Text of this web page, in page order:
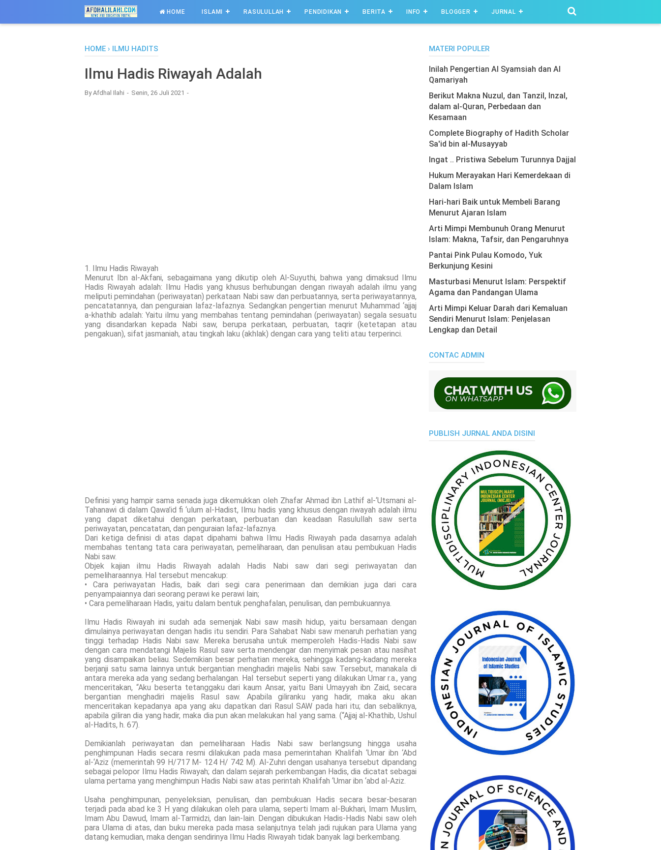
HOME ISLAMI RASULULLAH PENDIDIKAN BERITA INFO BLOGGER JURNAL
HOME › ILMU HADITS
Ilmu Hadis Riwayah Adalah
ByAfdhal Ilahi Senin, 26 Juli 2021
1. Ilmu Hadis Riwayah
Menurut Ibn al-Akfani, sebagaimana yang dikutip oleh Al-Suyuthi, bahwa yang dimaksud Ilmu
Hadis Riwayah adalah: Ilmu Hadis yang khusus berhubungan dengan riwayah adalah ilmu yang
meliputi pemindahan (periwayatan) perkataan Nabi saw dan perbuatannya, serta periwayatannya,
pencatatannya, dan penguraian lafaz-lafaznya. Sedangkan pengertian menurut Muhammad ‘ajjaj
a-khathib adalah: Yaitu ilmu yang membahas tentang pemindahan (periwayatan) segala sesuatu
yang disandarkan kepada Nabi saw, berupa perkataan, perbuatan, taqrir (ketetapan atau
pengakuan), sifat jasmaniah, atau tingkah laku (akhlak) dengan cara yang teliti atau terperinci.
Definisi yang hampir sama senada juga dikemukkan oleh Zhafar Ahmad ibn Lathif al-‘Utsmani al-
Tahanawi di dalam Qawa’id fi ‘ulum al-Hadist, Ilmu hadis yang khusus dengan riwayah adalah ilmu
yang dapat diketahui dengan perkataan, perbuatan dan keadaan Rasulullah saw serta
periwayatan, pencatatan, dan penguraian lafaz-lafaznya.
Dari ketiga definisi di atas dapat dipahami bahwa Ilmu Hadis Riwayah pada dasarnya adalah
membahas tentang tata cara periwayatan, pemeliharaan, dan penulisan atau pembukuan Hadis
Nabi saw.
Objek kajian ilmu Hadis Riwayah adalah Hadis Nabi saw dari segi periwayatan dan
pemeliharaannya. Hal tersebut mencakup:
• Cara periwayatan Hadis, baik dari segi cara penerimaan dan demikian juga dari cara
penyampaiannya dari seorang perawi ke perawi lain;
• Cara pemeliharaan Hadis, yaitu dalam bentuk penghafalan, penulisan, dan pembukuannya.
Ilmu Hadis Riwayah ini sudah ada semenjak Nabi saw masih hidup, yaitu bersamaan dengan
dimulainya periwayatan dengan hadis itu sendiri. Para Sahabat Nabi saw menaruh perhatian yang
tinggi terhadap Hadis Nabi saw. Mereka berusaha untuk memperoleh Hadis-Hadis Nabi saw
dengan cara mendatangi Majelis Rasul saw serta mendengar dan menyimak pesan atau nasihat
yang disampaikan beliau. Sedemikian besar perhatian mereka, sehingga kadang-kadang mereka
berjanji satu sama lainnya untuk bergantian menghadiri majelis Nabi saw. Tersebut, manakala di
antara mereka ada yang sedang berhalangan. Hal tersebut seperti yang dilakukan Umar r.a., yang
menceritakan, “Aku beserta tetanggaku dari kaum Ansar, yaitu Bani Umayyah ibn Zaid, secara
bergantian menghadiri majelis Rasul saw. Apabila giliranku yang hadir, maka aku akan
menceritakan kepadanya apa yang aku dapatkan dari Rasul SAW pada hari itu; dan sebaliknya,
apabila giliran dia yang hadir, maka dia pun akan melakukan hal yang sama. (“Ajjaj al-Khathib, Ushul
al-Hadits, h. 67).
Demikianlah periwayatan dan pemeliharaan Hadis Nabi saw berlangsung hingga usaha
penghimpunan Hadis secara resmi dilakukan pada masa pemerintahan Khalifah ‘Umar ibn ‘Abd
al-‘Aziz (memerintah 99 H/717 M- 124 H/ 742 M). Al-Zuhri dengan usahanya tersebut dipandang
sebagai pelopor Ilmu Hadis Riwayah; dan dalam sejarah perkembangan Hadis, dia dicatat sebagai
ulama pertama yang menghimpun Hadis Nabi saw atas perintah Khalifah ‘Umar ibn ‘abd al-Aziz.
Usaha penghimpunan, penyeleksian, penulisan, dan pembukuan Hadis secara besar-besaran
terjadi pada abad ke 3 H yang dilakukan oleh para ulama, seperti Imam al-Bukhari, Imam Muslim,
Imam Abu Dawud, Imam al-Tarmidzi, dan lain-lain. Dengan dibukukan Hadis-Hadis Nabi saw oleh
para Ulama di atas, dan buku mereka pada masa selanjutnya telah jadi rujukan para Ulama yang
datang kemudian, maka dengan sendirinya Ilmu Hadis Riwayah tidak banyak lagi berkembang.
MATERI POPULER
Inilah Pengertian Al Syamsiah dan Al
Qamariyah
Berikut Makna Nuzul, dan Tanzil, Inzal,
dalam al-Quran, Perbedaan dan
Kesamaan
Complete Biography of Hadith Scholar
Sa'id bin al-Musayyab
Ingat .. Pristiwa Sebelum Turunnya Dajjal
Hukum Merayakan Hari Kemerdekaan di
Dalam Islam
Hari-hari Baik untuk Membeli Barang
Menurut Ajaran Islam
Arti Mimpi Membunuh Orang Menurut
Islam: Makna, Tafsir, dan Pengaruhnya
Pantai Pink Pulau Komodo, Yuk
Berkunjung Kesini
Masturbasi Menurut Islam: Perspektif
Agama dan Pandangan Ulama
Arti Mimpi Keluar Darah dari Kemaluan
Sendiri Menurut Islam: Penjelasan
Lengkap dan Detail
CONTAC ADMIN
PUBLISH JURNAL ANDA DISINI